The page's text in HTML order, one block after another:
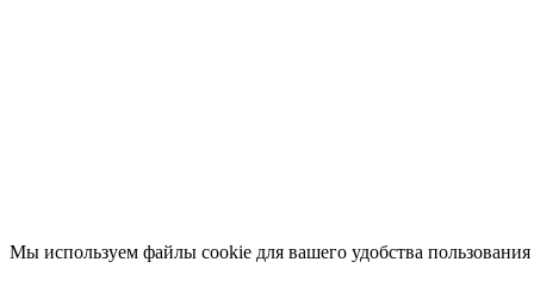
Мы используем файлы cookie для вашего удобства